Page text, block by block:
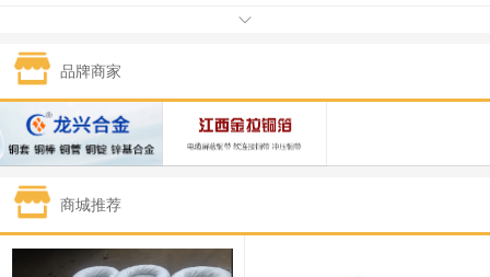
1#锡 434,000—436,000
1#镍 129,550—130,750
1#白银 15,100—15,110 15,105 -70
钯金
1#钴 321,000—341,000
品牌商家
商城推荐